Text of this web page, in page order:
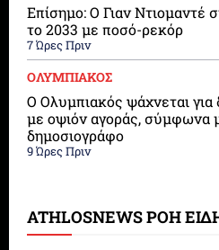
Επίσημο: Ο Γιαν Ντιομαντέ
το 2033 με ποσό-ρεκόρ
7 Ώρες Πριν
ΟΛΥΜΠΙΑΚΟΣ
Ο Ολυμπιακός ψάχνεται
με οψιόν αγοράς, σύμφωνα
δημοσιογράφο
9 Ώρες Πριν
ATHLOSNEWS ΡΟΗ